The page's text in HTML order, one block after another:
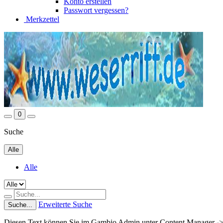
Passwort vergessen?
Merkzettel
0
Suche
Alle
Alle
Suche... Erweiterte Suche